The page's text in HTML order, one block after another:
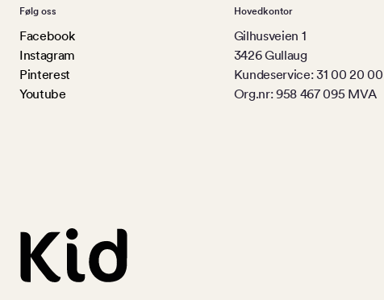
Følg oss
Facebook
Instagram
Pinterest
Youtube
Hovedkontor
Gilhusveien 1
3426 Gullaug
Kundeservice: 31 00 20 00
Org.nr: 958 467 095 MVA